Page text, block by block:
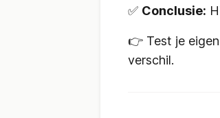
✅ Conclusie:
👉 Test je
verschil.